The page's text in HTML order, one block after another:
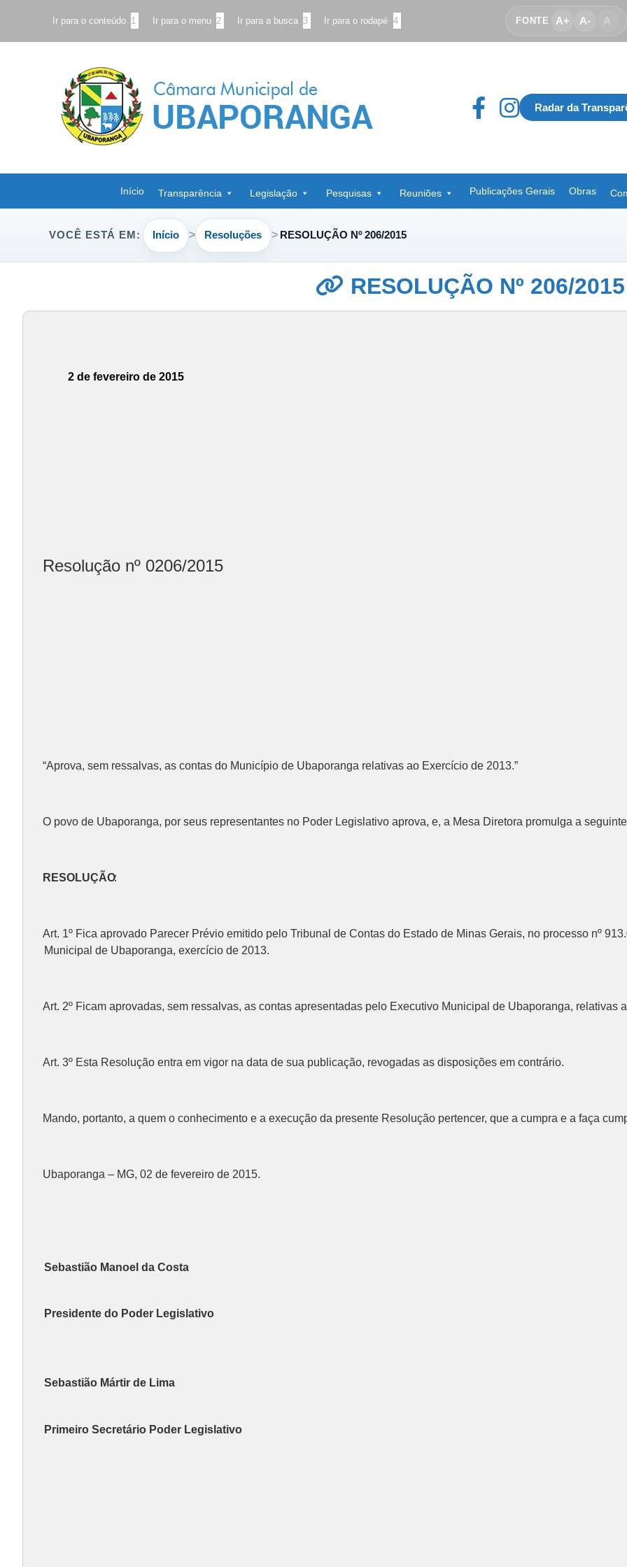
Ir para o conteúdo 1 Ir para o menu 2 Ir para a busca 3 Ir para o rodapé 4 FONTE A+ A- A
Radar da
Início Transparência Legislação Pesquisas Reuniões Publicações Gerais Obras
VOCÊ ESTÁ EM: Início Resoluções RESOLUÇÃO Nº 206/2015
RESOLUÇÃO Nº 206/2015
2 de fevereiro de 2015
Resolução nº 0206/2015
“Aprova, sem ressalvas, as contas do Município de Ubaporanga relativas ao Exercício de 2013.”
O povo de Ubaporanga, por seus representantes no Poder Legislativo aprova, e, a Mesa Diretora promulga a
RESOLUÇÃO:
Art. 1º Fica aprovado Parecer Prévio emitido pelo Tribunal de Contas do Estado de Minas Gerais, no processo nº
Municipal de Ubaporanga, exercício de 2013.
Art. 2º Ficam aprovadas, sem ressalvas, as contas apresentadas pelo Executivo Municipal de Ubaporanga, relativas
Art. 3º Esta Resolução entra em vigor na data de sua publicação, revogadas as disposições em contrário.
Mando, portanto, a quem o conhecimento e a execução da presente Resolução pertencer, que a cumpra e a faça
Ubaporanga – MG, 02 de fevereiro de 2015.
Sebastião Manoel da Costa
Presidente do Poder Legislativo
Sebastião Mártir de Lima
Primeiro Secretário Poder Legislativo